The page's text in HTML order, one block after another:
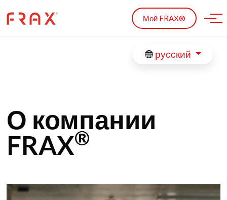
Мой FRAX®
русский
О компании
FRAX®